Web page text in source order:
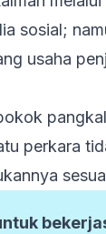
sosial;
usaha
perkara